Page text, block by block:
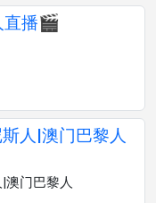
直播🎬
人|澳门巴黎人
澳门巴黎人